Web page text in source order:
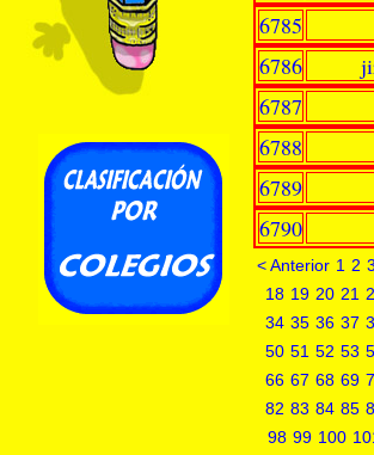
6785
6786
6787
6788
6789
6790
< Anterior 1 2
18 19 20 21
34 35 36 37
50 51 52 53
66 67 68 69
82 83 84 85
98 99 100